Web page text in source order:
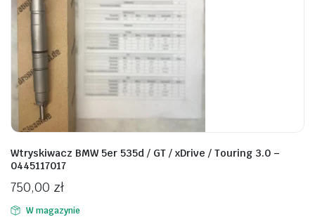
Wtryskiwacz BMW 5er 535d / GT / xDrive / Touring 3.0 –
0445117017
750,00 zł
W magazynie